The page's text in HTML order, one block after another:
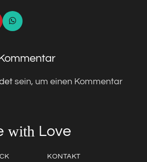
sein, um einen Kommentar
with Love
KONTAKT